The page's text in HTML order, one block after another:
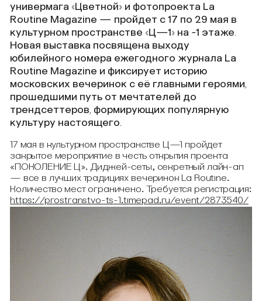
универмага «Цветной» и фотопроекта La
Routine Magazine — пройдет с 17 по 29 мая в
культурном пространстве «Ц—1» на -1 этаже.
Новая выставка посвящена выходу
юбилейного номера ежегодного журнала La
Routine Magazine и фиксирует историю
московских вечеринок с её главными героями,
прошедшими путь от мечтателей до
трендсеттеров, формирующих популярную
культуру настоящего.
17 мая в культурном пространстве Ц—1 пройдет
закрытое мероприятие в честь открытия проекта
«ПОКОЛЕНИЕ Ц». Диджей-сеты, секретный лайн-ап
— все в лучших традициях вечеринок La Routine.
Количество мест ограничено. Требуется регистрация:
https://prostranstvo-ts-1.timepad.ru/event/2873540/